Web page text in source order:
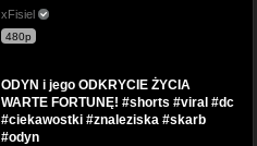
xFisiel
480p
ODYN i jego ODKRYCIE ŻYCIA
WARTE FORTUNĘ! #shorts #viral #dc
#ciekawostki #znaleziska #skarb
#odyn